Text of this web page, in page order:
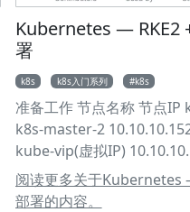
13metadata: 14 name:
system 1kubectl apply -f
Kubernetes — RKE2
署
k8s k8s入门系列 k8s
准备工作 节点名称 节点IP
k8s-master-2
kube-vip(虚拟IP)
一个 master 安装 RKE2
https://get.rke2.io | sh -
阅读更多关于Kubernetes
部署的内容。